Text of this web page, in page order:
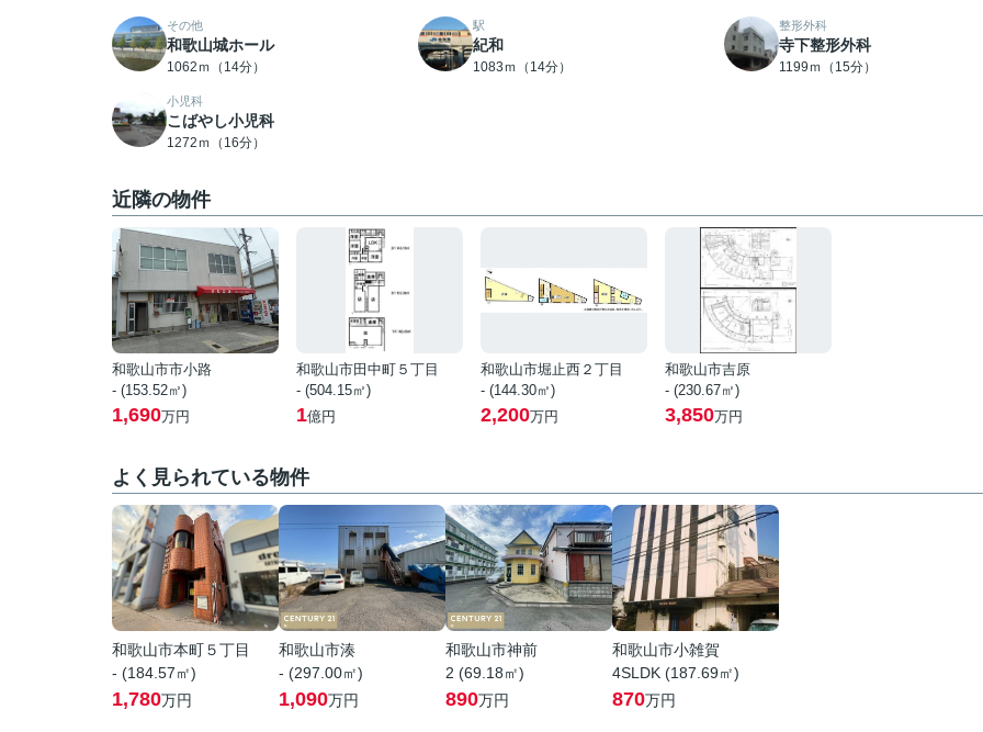
その他
和歌山城ホール
1062ｍ（14分）
駅
紀和
1083ｍ（14分）
整形外科
寺下整形外科
1199ｍ（15分）
小児科
こばやし小児科
1272ｍ（16分）
近隣の物件
和歌山市市小路
- (153.52㎡)
1,690万円
和歌山市田中町５丁目
- (504.15㎡)
1億円
和歌山市堀止西２丁目
- (144.30㎡)
2,200万円
和歌山市吉原
- (230.67㎡)
3,850万円
よく見られている物件
和歌山市本町５丁目
- (184.57㎡)
1,780万円
和歌山市湊
- (297.00㎡)
1,090万円
和歌山市神前
2 (69.18㎡)
890万円
和歌山市小雑賀
4SLDK (187.69㎡)
870万円